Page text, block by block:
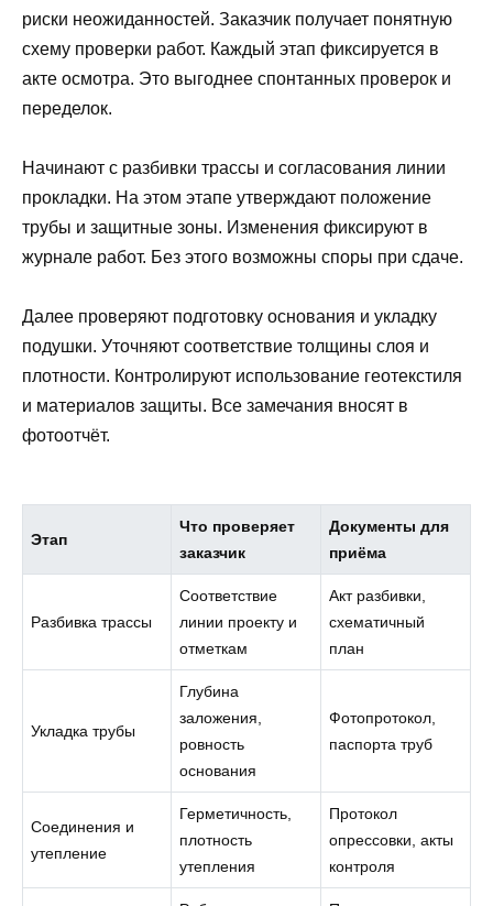
риски неожиданностей. Заказчик получает понятную
схему проверки работ. Каждый этап фиксируется в
акте осмотра. Это выгоднее спонтанных проверок и
переделок.
Начинают с разбивки трассы и согласования линии
прокладки. На этом этапе утверждают положение
трубы и защитные зоны. Изменения фиксируют в
журнале работ. Без этого возможны споры при сдаче.
Далее проверяют подготовку основания и укладку
подушки. Уточняют соответствие толщины слоя и
плотности. Контролируют использование геотекстиля
и материалов защиты. Все замечания вносят в
фотоотчёт.
Этап
Что проверяет
заказчик
Документы для
приёма
Разбивка трассы
Соответствие
линии проекту и
отметкам
Акт разбивки,
схематичный
план
Укладка трубы
Глубина
заложения,
ровность
основания
Фотопротокол,
паспорта труб
Соединения и
утепление
Герметичность,
плотность
утепления
Протокол
опрессовки, акты
контроля